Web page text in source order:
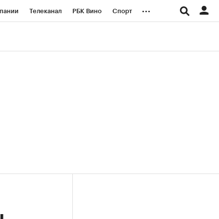
Телеканал РБК Вино Спорт ...